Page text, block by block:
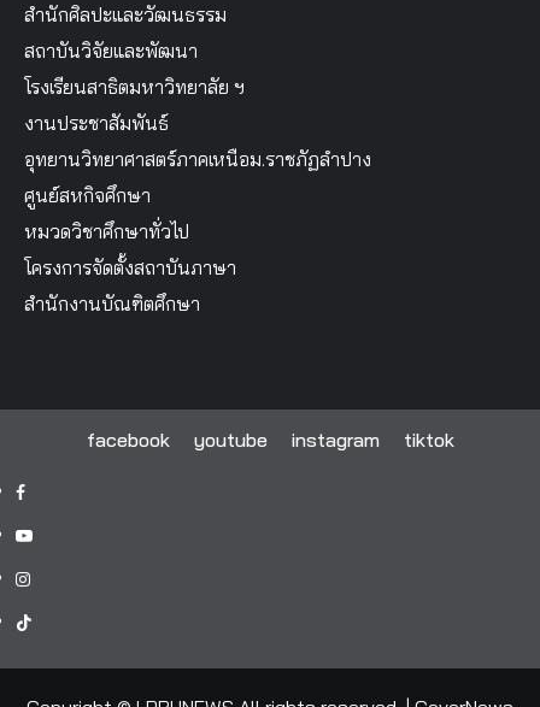
สำนักศิลปะและวัฒนธรรม
สถาบันวิจัยและพัฒนา
โรงเรียนสาธิตมหาวิทยาลัย ฯ
งานประชาสัมพันธ์
อุทยานวิทยาศาสตร์ภาคเหนือม.ราชภัฏลำปาง
ศูนย์สหกิจศึกษา
หมวดวิชาศึกษาทั่วไป
โครงการจัดตั้งสถาบันภาษา
สำนักงานบัณฑิตศึกษา
facebook youtube instagram tiktok
facebook
youtube
instagram
tiktok